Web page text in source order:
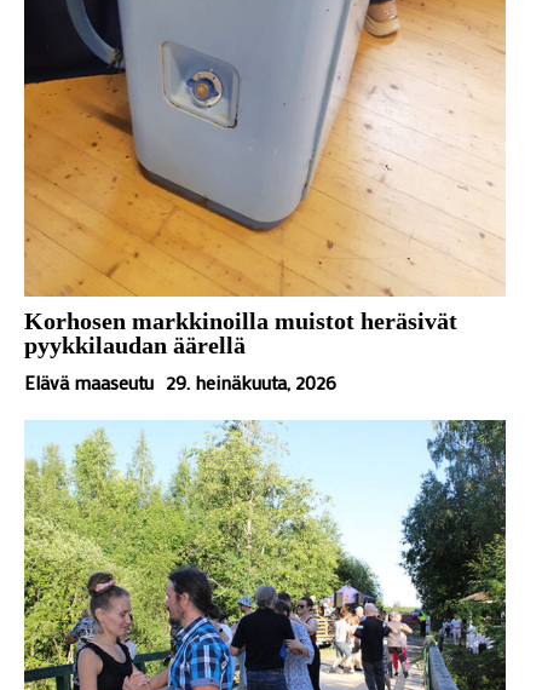
Korhosen markkinoilla muistot heräsivät
pyykkilaudan äärellä
Elävä maaseutu 29. heinäkuuta, 2026